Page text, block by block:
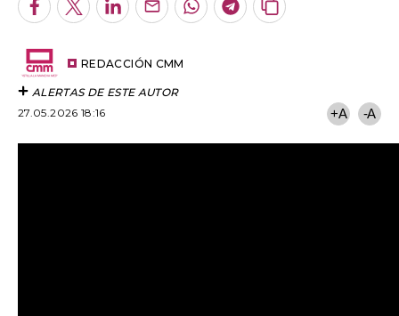
Facebook
TwitterLinkedInEnviarWhatsapp
Telegram
Copiar
REDACCIÓN CMM
ALERTAS DE ESTE AUTOR
27.05.2026 18:16
+A -A